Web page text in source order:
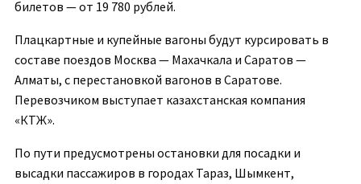
билетов — от 19 780 рублей.
Плацкартные и купейные вагоны будут курсировать в
составе поездов Москва — Махачкала и Саратов —
Алматы, с перестановкой вагонов в Саратове.
Перевозчиком выступает казахстанская компания
«КТЖ».
По пути предусмотрены остановки для посадки и
высадки пассажиров в городах Тараз, Шымкент,